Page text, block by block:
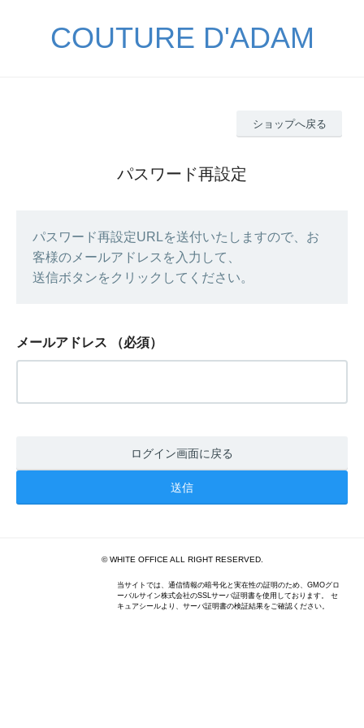
COUTURE D'ADAM
ショップへ戻る
パスワード再設定
パスワード再設定URLを送付いたしますので、お
客様のメールアドレスを入力して、
送信ボタンをクリックしてください。
メールアドレス （必須）
ログイン画面に戻る
© WHITE OFFICE ALL RIGHT RESERVED.
当サイトでは、通信情報の暗号化と実在性の証明のため、GMOグロ
ーバルサイン株式会社のSSLサーバ証明書を使用しております。 セ
キュアシールより、サーバ証明書の検証結果をご確認ください。